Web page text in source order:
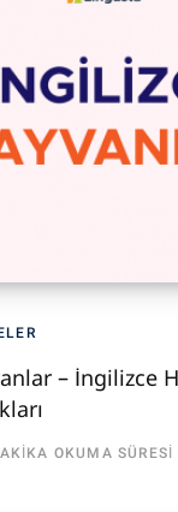
– İngilizce
OKUMA SÜRESI